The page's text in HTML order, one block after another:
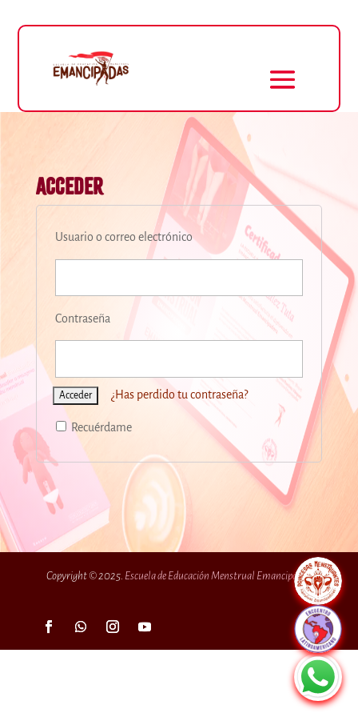
Acceder
Usuario o correo electrónico
Contraseña
¿Has perdido tu contraseña?
Recuérdame
Copyright © 2025. Escuela de Educación Menstrual Emancipadas